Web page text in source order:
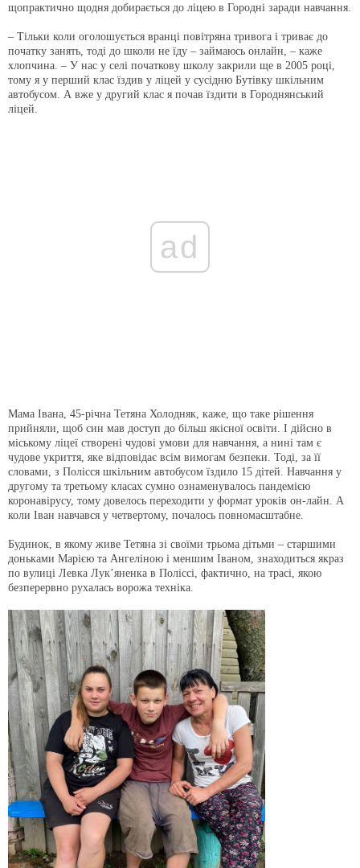
щопрактично щодня добирається до ліцею в Городні заради навчання.
– Тільки коли оголошується вранці повітряна тривога і триває до
початку занять, тоді до школи не їду – займаюсь онлайн, – каже
хлопчина. – У нас у селі початкову школу закрили ще в 2005 році,
тому я у перший клас їздив у ліцей у сусідню Бутівку шкільним
автобусом. А вже у другий клас я почав їздити в Городнянський
ліцей.
ad
Мама Івана, 45-річна Тетяна Холодняк, каже, що таке рішення
прийняли, щоб син мав доступ до більш якісної освіти. І дійсно в
міському ліцеї створені чудові умови для навчання, а нині там є
чудове укриття, яке відповідає всім вимогам безпеки. Тоді, за її
словами, з Полісся шкільним автобусом їздило 15 дітей. Навчання у
другому та третьому класах сумно ознаменувалось пандемією
коронавірусу, тому довелось переходити у формат уроків он-лайн. А
коли Іван навчався у четвертому, почалось повномасштабне.
Будинок, в якому живе Тетяна зі своїми трьома дітьми – старшими
доньками Марією та Ангеліною і меншим Іваном, знаходиться якраз
по вулиці Левка Лук’яненка в Поліссі, фактично, на трасі, якою
безперервно рухалась ворожа техніка.